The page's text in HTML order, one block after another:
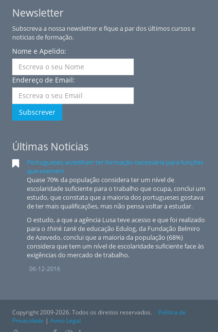
Newsletter
Subscreva a nossa newsletter e fique a par dos últimos cursos e
noticias de formação.
Nome e Apelido:
Endereço de Email:
Subscrever
Últimas Noticias
Portugueses acreditam ter formação necessária para funções
que exercem
Quase 70% da população considera ter um nível de
escolaridade suficiente para o trabalho que ocupa, conclui um
estudo, que constata que a maioria dos portugueses gostava
de ter mais qualificações, mas não pensa voltar a estudar.
O estudo, a que a agência Lusa teve acesso e que foi realizado
para o think tankde educação Edulog, da Fundação Belmiro
de Azevedo, conclui que a maioria da população (68%)
considera que tem um nível de escolaridade suficiente face às
exigências do mercado de trabalho.
06-12-2016
Copyright 2009-2026. Todos os direitos reservados.
Política de
Privacidade | Aviso Legal